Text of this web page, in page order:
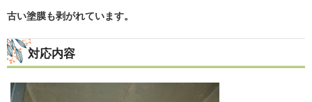
古い塗膜も剥がれています。
対応内容